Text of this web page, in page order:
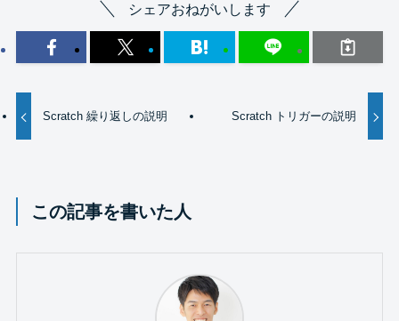
シェアおねがいします
Scratch 繰り返しの説明 Scratch トリガーの説明
この記事を書いた人